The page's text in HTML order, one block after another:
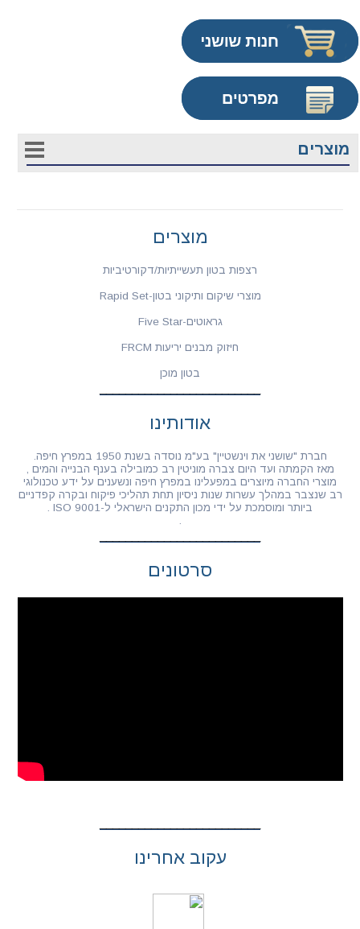
מוצרים
מוצרים
רצפות בטון תעשייתיות/דקורטיביות
מוצרי שיקום ותיקוני בטון-Rapid Set
גראוטים-Five Star
חיזוק מבנים יריעות FRCM
בטון מוכן
אודותינו
חברת "שושני את וינשטיין" בע"מ נוסדה בשנת 1950 במפרץ חיפה.
מאז הקמתה ועד היום צברה מוניטין רב כמובילה בענף הבנייה והמים ,
מוצרי החברה מיוצרים במפעלינו במפרץ חיפה ונשענים על ידע טכנולוגי
רב שנצבר במהלך עשרות שנות ניסיון תחת תהליכי פיקוח ובקרה קפדניים
ביותר ומוסמכת על ידי מכון התקנים הישראלי ל-ISO 9001 .
.
סרטונים
עקוב אחרינו